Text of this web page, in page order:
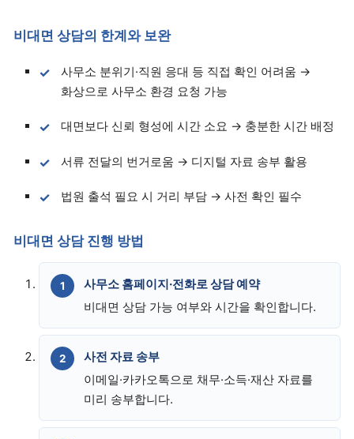
비대면 상담의 한계와 보완
사무소 분위기·직원 응대 등 직접 확인 어려움 →
화상으로 사무소 환경 요청 가능
대면보다 신뢰 형성에 시간 소요 → 충분한 시간 배정
서류 전달의 번거로움 → 디지털 자료 송부 활용
법원 출석 필요 시 거리 부담 → 사전 확인 필수
비대면 상담 진행 방법
사무소 홈페이지·전화로 상담 예약
비대면 상담 가능 여부와 시간을 확인합니다.
사전 자료 송부
이메일·카카오톡으로 채무·소득·재산 자료를
미리 송부합니다.